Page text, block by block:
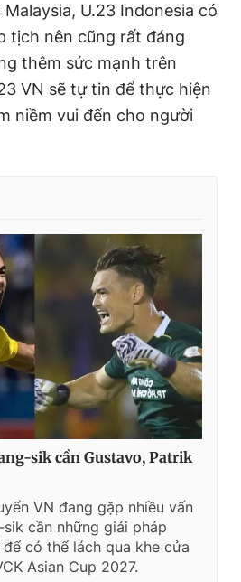
U.23 Indonesia có
tịch nên cũng rất đáng
thêm sức mạnh trên
VN sẽ tự tin để thực hiện
niềm vui đến cho người
sik cần Gustavo, Patrik
VN đang gặp nhiều vấn
cần những giải pháp
có thể lách qua khe cửa
Asian Cup 2027.